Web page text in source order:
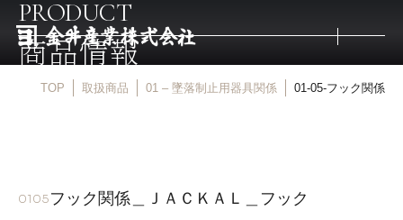
PRODUCT
商品情報
TOP 取扱商品 01 – 墜落制止用器具関係 01-05-フック関係
0105フック関係＿ＪＡＣＫＡＬ＿フック